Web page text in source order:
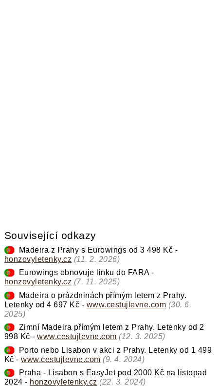
Související odkazy
Madeira z Prahy s Eurowings od 3 498 Kč -
honzovyletenky.cz (11. 2. 2026)
Eurowings obnovuje linku do FARA -
honzovyletenky.cz (7. 11. 2025)
Madeira o prázdninách přímým letem z Prahy.
Letenky od 4 697 Kč - www.cestujlevne.com (30. 6.
2025)
Zimní Madeira přímým letem z Prahy. Letenky od 2
998 Kč -www.cestujlevne.com (12. 3. 2025)
Porto nebo Lisabon v akci z Prahy. Letenky od 1 499
Kč -www.cestujlevne.com (9. 4. 2024)
Praha - Lisabon s EasyJet pod 2000 Kč na listopad
2024 - honzovyletenky.cz (22. 3. 2024)